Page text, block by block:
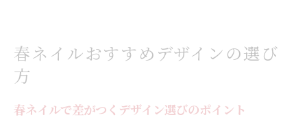
春ネイルおすすめデザインの選び
方
春ネイルで差がつくデザイン選びのポイント